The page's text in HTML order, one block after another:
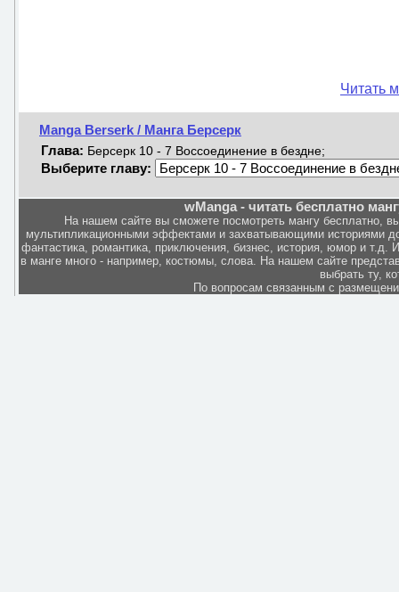
Читать
Manga Berserk / Манга Берсерк
Глава: Берсерк 10 - 7 Воссоединение в бездне;
Выберите главу:
wManga - читать бесплатно
На нашем сайте вы сможете посмотреть мангу бесплатно,
мультипликационными эффектами и захватывающими историями
фантастика, романтика, приключения, бизнес, история, юмор и
в манге много - например, костюмы, слова. На нашем сайте
выбрать ту,
По вопросам связанным с